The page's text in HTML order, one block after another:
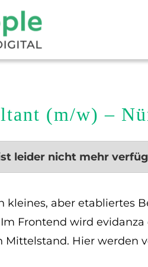
(m/w) –
leider nicht mehr
kleines, aber etabliertes
Im Frontend wird
Hier werden